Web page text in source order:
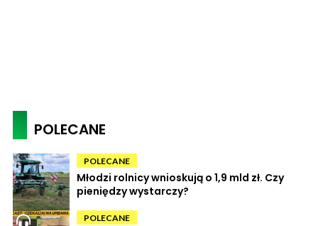
POLECANE
POLECANE
Młodzi rolnicy wnioskują o 1,9 mld zł. Czy
pieniędzy wystarczy?
POLECANE